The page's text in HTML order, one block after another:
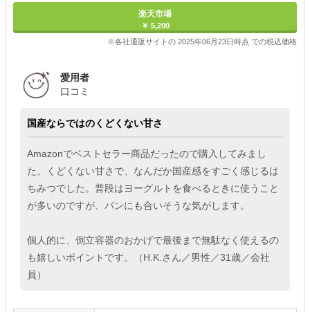
楽天市場
￥ 5,200
※各社通販サイトの 2025年06月23日時点 での税込価格
愛用者
口コミ
国産ならではのくどくない甘さ
Amazonでベストセラー商品だったので購入してみまし
た。くどくない甘さで、なんだか国産感をすごく感じるは
ちみつでした。普段はヨーグルトを食べるときに使うこと
が多いのですが、パンにも合いそうな気がします。
個人的に、倒立容器のおかげで最後まで無駄なく使えるの
も嬉しいポイントです。（H.K.さん／男性／31歳／会社
員）